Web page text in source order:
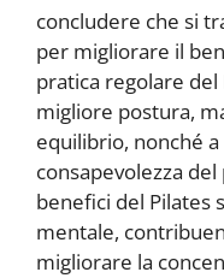
concludere che si
per migliorare il
pratica regolare
migliore postura,
equilibrio, nonché
consapevolezza
benefici del Pilates
mentale,
migliorare la